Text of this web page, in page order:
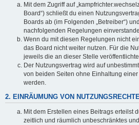
Mit dem Zugriff auf
Board“) schließt du einen
Boards ab (im Folgenden „Betreiber“)
nachfolgenden Regelungen
Wenn du mit diesen Regelungen nicht
das Board nicht weiter nutzen. Für die
jeweils die an dieser Stelle
Der Nutzungsvertrag wird auf
von beiden Seiten ohne Einhaltung
werden.
2. EINRÄUMUNG VON
Mit dem Erstellen eines Beitrags erteilst
zeitlich und räumlich unbeschränktes